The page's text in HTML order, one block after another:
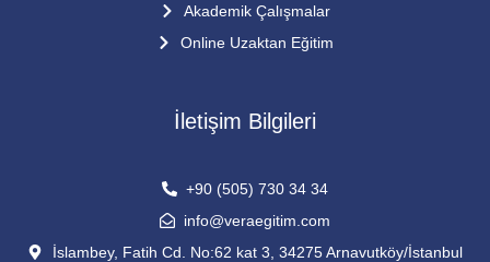
Akademik Çalışmalar
Online Uzaktan Eğitim
İletişim Bilgileri
+90 (505) 730 34 34
info@veraegitim.com
İslambey, Fatih Cd. No:62 kat 3, 34275 Arnavutköy/İstanbul